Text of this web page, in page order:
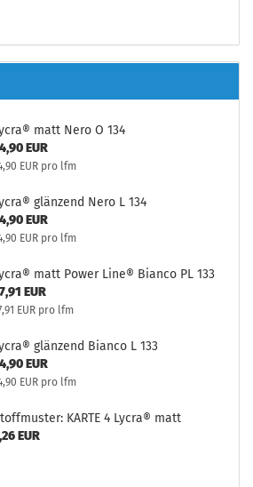
matt Nero O 134
EUR
EUR pro lfm
glänzend Nero L 134
EUR
EUR pro lfm
matt Power Line® Bianco PL 133
EUR
EUR pro lfm
glänzend Bianco L 133
EUR
EUR pro lfm
KARTE 4 Lycra® matt
EUR